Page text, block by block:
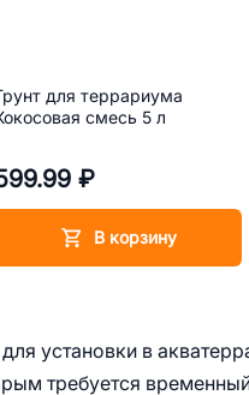
установки в
требуется
для террариума
смесь 5 л
₽
В корзину